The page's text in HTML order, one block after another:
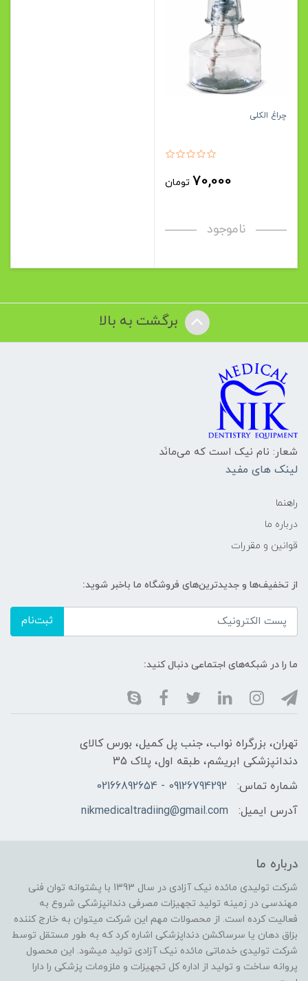
چراغ الکلی
70,000 تومان
ناموجود
برگشت به بالا
شعار: نام نیک است که می‌مانَد
لینک های مفید
راهنما
درباره ما
قوانین و مقررات
از تخفیف‌ها و جدیدترین‌های فروشگاه ما باخبر شوید:
ثبت‌نام
ما را در شبکه‌های اجتماعی دنبال کنید:
تهران، بزرگراه نواب، جنب پل کمیل، بورس کالای
دندانپزشکی ابریشم، طبقه اول، پلاک 35
شماره تماس:
09126794292 - 02166892654
آدرس ایمیل:
nikmedicaltradiing@gmail.com
درباره ما
شرکت تولیدی مائده نیک آزادی در سال 1393 با پشتوانه توان فنی
مهندسی در زمینه تولید تجهیزات مصرفی دندانپزشکی شروع به
فعالیت کرده است. از محصولات مهم این شرکت میتوان به خارج کننده
بزاق دهان یا سرساکشن دنداپزشکی اشاره کرد که به طور مستقل توسط
شرکت تولیدی خدماتی مائده نیک آزادی تولید میشود. این محصول
پروانه ساخت و تولید از اداره کل تجهیزات و ملزومات پزشکی را دارا